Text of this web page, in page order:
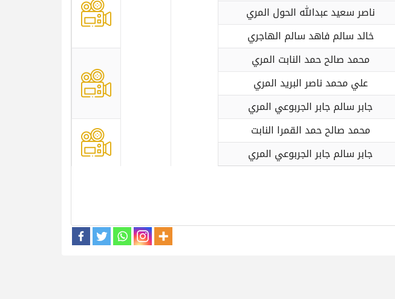
ناصر سعيد عبدالله الحول المري
خالد سالم فاهد سالم الهاجري
محمد صالح حمد النابت المري
علي محمد ناصر البريد المري
جابر سالم جابر الجربوعي المري
محمد صالح حمد القمرا النابت
جابر سالم جابر الجربوعي المري